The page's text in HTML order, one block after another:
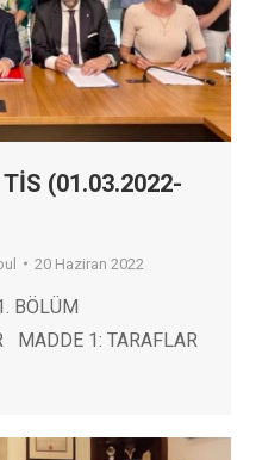
(01.03.2022-
20 Haziran 2022
1: TARAFLAR